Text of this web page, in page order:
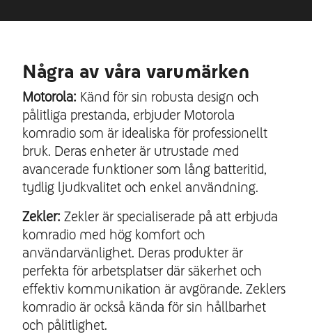
Några av våra varumärken
Motorola: Känd för sin robusta design och
pålitliga prestanda, erbjuder Motorola
komradio som är idealiska för professionellt
bruk. Deras enheter är utrustade med
avancerade funktioner som lång batteritid,
tydlig ljudkvalitet och enkel användning.
Zekler: Zekler är specialiserade på att erbjuda
komradio med hög komfort och
användarvänlighet. Deras produkter är
perfekta för arbetsplatser där säkerhet och
effektiv kommunikation är avgörande. Zeklers
komradio är också kända för sin hållbarhet
och pålitlighet.